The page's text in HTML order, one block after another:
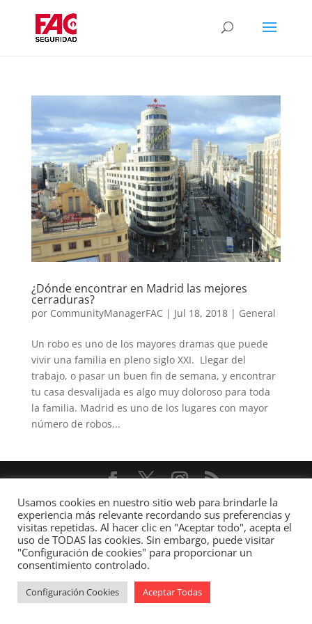
¿Dónde encontrar en Madrid las mejores
cerraduras?
por CommunityManagerFAC | Jul 18, 2018| General
Un robo es uno de los mayores dramas que puede
vivir una familia en pleno siglo XXI. Llegar del
trabajo, o pasar un buen fin de semana, y encontrar
tu casa desvalijada es algo muy doloroso para toda
la familia. Madrid es uno de los lugares con mayor
número de robos...
Diseñado porElegant Themes| Desarrollado por
WordPress
Usamos cookies en nuestro sitio web para brindarle la
experiencia más relevante recordando sus preferencias y
visitas repetidas. Al hacer clic en "Aceptar todo", acepta el
uso de TODAS las cookies. Sin embargo, puede visitar
"Configuración de cookies" para proporcionar un
consentimiento controlado.
Configuración Cookies Aceptar Todas